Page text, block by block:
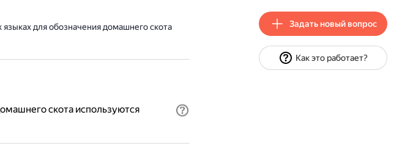
для обозначения домашнего скота
скота используются
Задать новый вопрос
Как это работает?